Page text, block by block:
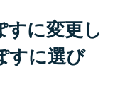
に変更し
すに選び